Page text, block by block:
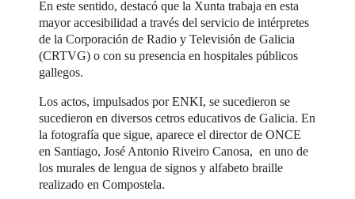
En este sentido, destacó que la Xunta trabaja en esta
mayor accesibilidad a través del servicio de intérpretes
de la Corporación de Radio y Televisión de Galicia
(CRTVG) o con su presencia en hospitales públicos
gallegos.
Los actos, impulsados por ENKI, se sucedieron se
sucedieron en diversos cetros educativos de Galicia. En
la fotografía que sigue, aparece el director de ONCE
en Santiago, José Antonio Riveiro Canosa, en uno de
los murales de lengua de signos y alfabeto braille
realizado en Compostela.